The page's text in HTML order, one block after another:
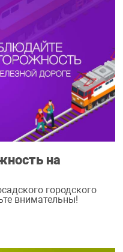
на
городского
внимательны!